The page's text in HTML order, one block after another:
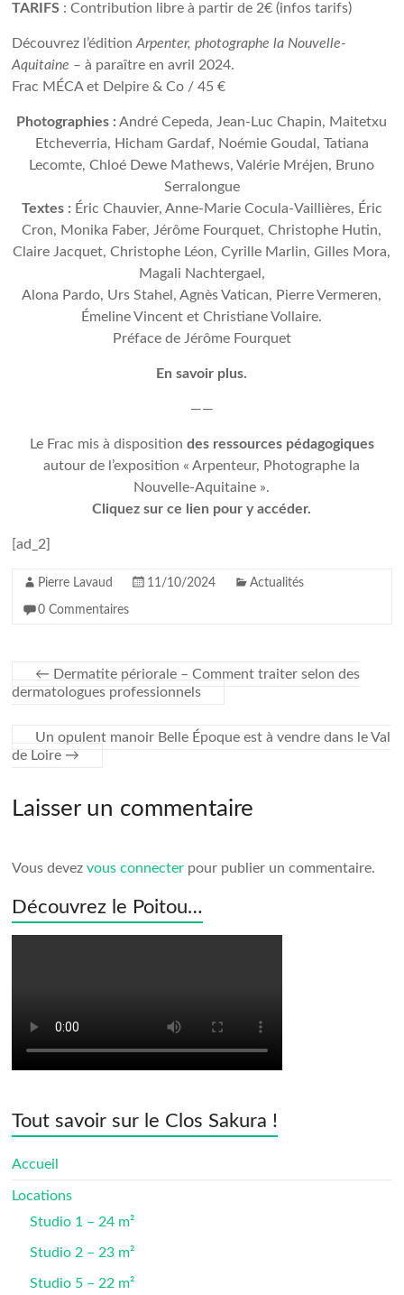
TARIFS : Contribution libre à partir de 2€ (infos tarifs)
Découvrez l’éditionArpenter, photographe la Nouvelle-
Aquitaine – à paraître en avril 2024.
Frac MÉCA et Delpire & Co / 45 €
Photographies : André Cepeda, Jean-Luc Chapin, Maitetxu
Etcheverria, Hicham Gardaf, Noémie Goudal, Tatiana
Lecomte, Chloé Dewe Mathews, Valérie Mréjen, Bruno
Serralongue
Textes : Éric Chauvier, Anne-Marie Cocula-Vaillières, Éric
Cron, Monika Faber, Jérôme Fourquet, Christophe Hutin,
Claire Jacquet, Christophe Léon, Cyrille Marlin, Gilles Mora,
Magali Nachtergael,
Alona Pardo, Urs Stahel, Agnès Vatican, Pierre Vermeren,
Émeline Vincent et Christiane Vollaire.
Préface de Jérôme Fourquet
En savoir plus.
——
Le Frac mis à disposition des ressources pédagogiques
autour de l’exposition « Arpenteur, Photographe la
Nouvelle-Aquitaine ».
Cliquez sur ce lien pour y accéder.
[ad_2]
Pierre Lavaud 11/10/2024 Actualités
0 Commentaires
← Dermatite périorale – Comment traiter selon des
dermatologues professionnels
Un opulent manoir Belle Époque est à vendre dans le Val
de Loire →
Laisser un commentaire
Vous devezvous connecter pour publier un commentaire.
Découvrez le Poitou…
Tout savoir sur le Clos Sakura !
Accueil
Locations
Studio 1 – 24 m²
Studio 2 – 23 m²
Studio 5 – 22 m²